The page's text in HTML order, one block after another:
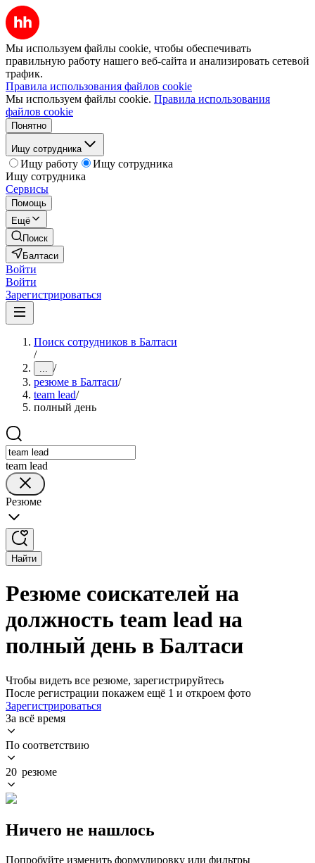
Мы используем файлы cookie, чтобы обеспечивать
правильную работу нашего веб-сайта и анализировать сетевой
трафик.
Правила использования файлов cookie
Мы используем файлы cookie. Правила использования
файлов cookie
Понятно
Ищу сотрудника
Ищу работу
Ищу сотрудника
Ищу сотрудника
Сервисы
Помощь
Ещё
Поиск
Балтаси
Войти
Войти
Зарегистрироваться
Поиск сотрудников в Балтаси
/
... /
резюме в Балтаси/
team lead/
полный день
team lead
Резюме
Найти
Резюме соискателей на
должность team lead на
полный день в Балтаси
Чтобы видеть все резюме, зарегистрируйтесь
После регистрации покажем ещё 1 и откроем фото
Зарегистрироваться
За всё время
По соответствию
20 резюме
Ничего не нашлось
Попробуйте изменить формулировку или фильтры